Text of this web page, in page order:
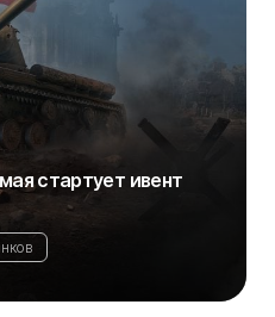
стартует ивент